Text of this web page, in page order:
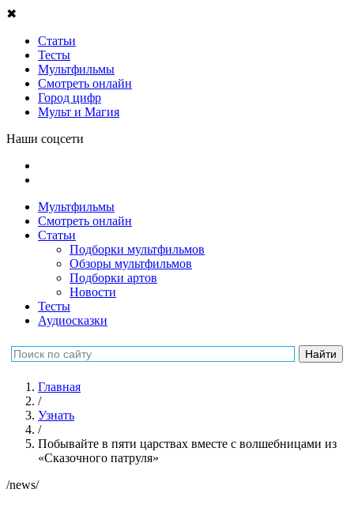
✖
Статьи
Тесты
Мультфильмы
Смотреть онлайн
Город цифр
Мульт и Магия
Наши соцсети
Мультфильмы
Смотреть онлайн
Статьи
Подборки мультфильмов
Обзоры мультфильмов
Подборки артов
Новости
Тесты
Аудиосказки
Главная
/
Узнать
/
Побывайте в пяти царствах вместе с волшебницами из
«Сказочного патруля»
/news/